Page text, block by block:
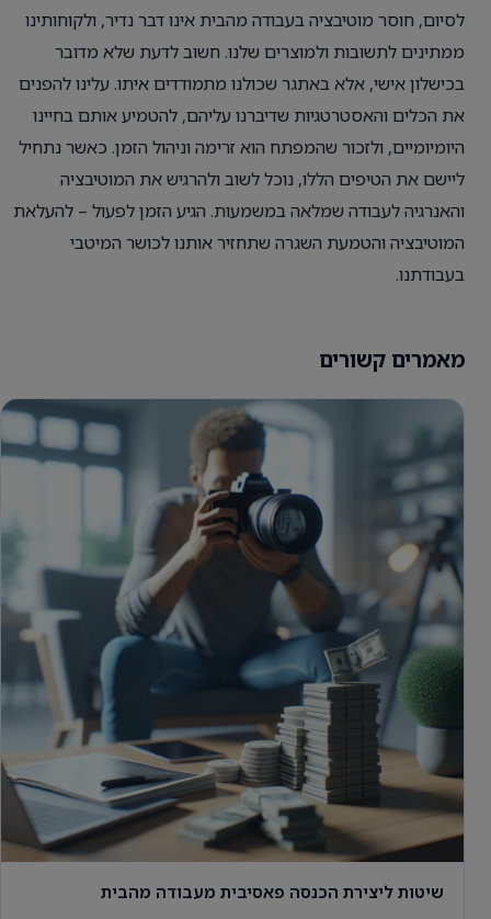
לסיום, חוסר מוטיבציה בעבודה מהבית אינו דבר נדיר, ולקוחותינו
ממתינים לתשובות ולמוצרים שלנו. חשוב לדעת שלא מדובר
בכישלון אישי, אלא באתגר שכולנו מתמודדים איתו. עלינו להפנים
את הכלים והאסטרטגיות שדיברנו עליהם, להטמיע אותם בחיינו
היומיומיים, ולזכור שהמפתח הוא זרימה וניהול הזמן. כאשר נתחיל
ליישם את הטיפים הללו, נוכל לשוב ולהרגיש את המוטיבציה
והאנרגיה לעבודה שמלאה במשמעות. הגיע הזמן לפעול – להעלאת
המוטיבציה והטמעת השגרה שתחזיר אותנו לכושר המיטבי
בעבודתנו.
מאמרים קשורים
שיטות ליצירת הכנסה פאסיבית מעבודה מהבית